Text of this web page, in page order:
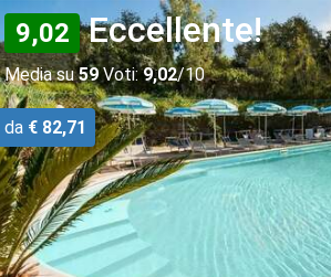
9,02 Eccellente!
Media su59Voti: 9,02/10
da € 82,71